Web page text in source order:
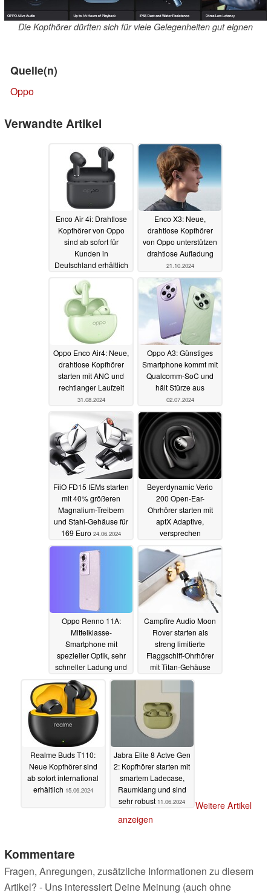
Die Kopfhörer dürften sich für viele Gelegenheiten gut eignen
Quelle(n)
Oppo
Verwandte Artikel
Enco Air 4i: Drahtlose
Kopfhörer von Oppo
sind ab sofort für
Kunden in
Deutschland erhältlich
Enco X3: Neue,
drahtlose Kopfhörer
von Oppo unterstützen
drahtlose Aufladung
21.10.2024
Oppo Enco Air4: Neue,
drahtlose Kopfhörer
starten mit ANC und
rechtlanger Laufzeit
31.08.2024
Oppo A3: Günstiges
Smartphone kommt mit
Qualcomm-SoC und
hält Stürze aus
02.07.2024
FiiO FD15 IEMs starten
mit 40% größeren
Magnalium-Treibern
und Stahl-Gehäuse für
169 Euro 24.06.2024
Beyerdynamic Verio
200 Open-Ear-
Ohrhörer starten mit
aptX Adaptive,
versprechen
24.06.2024
Oppo Renno 11A:
Mittelklasse-
Smartphone mit
spezieller Optik, sehr
schneller Ladung und
120 Hz
23.06.2024
Campfire Audio Moon
Rover starten als
streng limitierte
Flaggschiff-Ohrhörer
mit Titan-Gehäuse
20.06.2024
Realme Buds T110:
Neue Kopfhörer sind
ab sofort international
erhältlich 15.06.2024
Jabra Elite 8 Actve Gen
2: Kopfhörer starten mit
smartem Ladecase,
Raumklang und sind
sehr robust 11.06.2024
Weitere Artikel
anzeigen
Kommentare
Fragen, Anregungen, zusätzliche Informationen zu diesem
Artikel? - Uns interessiert Deine Meinung (auch ohne